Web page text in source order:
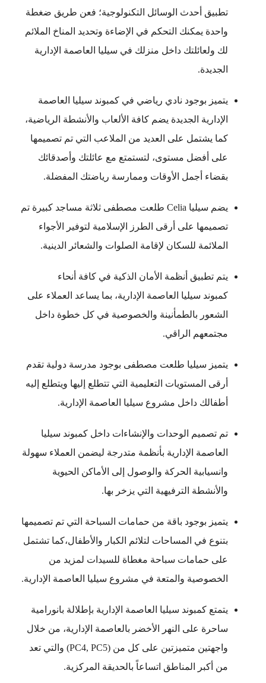
تطبيق أحدث الوسائل التكنولوجية؛ فعن طريق ضغطة
واحدة يمكنك التحكم في الإضاءة وتحديد المناخ الملائم
لك ولعائلتك داخل منزلك في سيليا العاصمة الإدارية
الجديدة.
يتميز بوجود نادي رياضي في كمبوند سيليا العاصمة
الإدارية الجديدة يضم كافة الألعاب والأنشطة الرياضية،
كما يشتمل على العديد من الملاعب التي تم تصميمها
على أفضل مستوى، لتستمتع مع عائلتك وأصدقائك
بقضاء أجمل الأوقات وممارسة رياضتك المفضلة.
يضم سيليا Celia طلعت مصطفى ثلاثة مساجد كبيرة تم
تصميمها على أرقى الطرز الإسلامية لتوفير الأجواء
الملائمة للسكان لإقامة الصلوات والشعائر الدينية.
يتم تطبيق أنظمة الأمان الذكية في كافة أنحاء
كمبوند سيليا العاصمة الإدارية، بما يساعد العملاء على
الشعور بالطمأنينة والخصوصية في كل خطوة داخل
مجتمعهم الراقي.
يتميز سيليا طلعت مصطفى بوجود مدرسة دولية تقدم
أرقى المستويات التعليمية التي تتطلع إليها ويتطلع إليه
أطفالك داخل مشروع سيليا العاصمة الإدارية.
تم تصميم الوحدات والإنشاءات داخل كمبوند سيليا
العاصمة الإدارية بأنظمة متدرجة ليضمن العملاء سهولة
وانسيابية الحركة والوصول إلى الأماكن الحيوية
والأنشطة الترفيهية التي يزخر بها.
يتميز بوجود باقة من حمامات السباحة التي تم تصميمها
بتنوع في المساحات لتلائم الكبار والأطفال،كما تشتمل
على حمامات سباحة مغطاة للسيدات لمزيد من
الخصوصية والمتعة في مشروع سيليا العاصمة الإدارية.
يتمتع كمبوند سيليا العاصمة الإدارية بإطلالة بانورامية
ساحرة على النهر الأخضر بالعاصمة الإدارية، من خلال
واجهتين متميزتين على كل من (PC4, PC5) والتي تعد
من أكبر المناطق اتساعاً بالحديقة المركزية.